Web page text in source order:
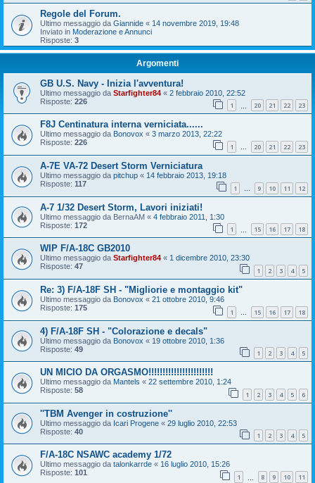
Regole del Forum.
Ultimo messaggio da Giannide « 14 novembre 2019, 19:48
Inviato in Moderazione e Annunci
Risposte: 3
Argomenti
GB U.S. Navy - Inizia l'avventura!
Ultimo messaggio da Starfighter84 « 2 febbraio 2010, 22:52
Risposte: 226 1 20 21 22 23
F8J Centinatura interna verniciata......
Ultimo messaggio da Bonovox « 3 marzo 2013, 22:22
Risposte: 226 1 … 20 21 22 23
A-7E VA-72 Desert Storm Verniciatura
Ultimo messaggio da pitchup « 14 febbraio 2013, 19:18
Risposte: 117 1 … 9 10 11 12
A-7 1/32 Desert Storm, Lavori iniziati!
Ultimo messaggio da BernaAM « 4 febbraio 2011, 1:30
Risposte: 172 1 15 16 17 18
WIP F/A-18C GB2010
Ultimo messaggio da Starfighter84 « 1 dicembre 2010, 23:30
Risposte: 47 1 2 3 4 5
Re: 3) F/A-18F SH - "Migliorie e montaggio kit"
Ultimo messaggio da Bonovox « 21 ottobre 2010, 9:46
Risposte: 175 1 … 15 16 17 18
4) F/A-18F SH - "Colorazione e decals"
Ultimo messaggio da Bonovox « 19 ottobre 2010, 1:36
Risposte: 49 1 2 3 4 5
UN MICIO DA ORGASMO!!!!!!!!!!!!!!!!!!!!!!!
Ultimo messaggio da Mantels « 22 settembre 2010, 1:24
Risposte: 58 1 2 3 4 5 6
''TBM Avenger in costruzione''
Ultimo messaggio da Icari Progene « 29 luglio 2010, 22:53
Risposte: 40 1 2 3 4 5
F/A-18C NSAWC academy 1/72
Ultimo messaggio da talonkarrde « 16 luglio 2010, 15:26
Risposte: 101 1 8 9 10 11